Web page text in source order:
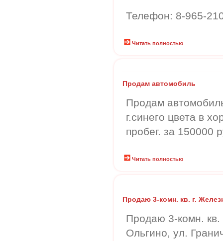
Телефон: 8-965-
Читать полностью
Продам автомобиль
Продам
г.синего цвета в
пробег. за 150000
Читать полностью
Продаю 3-комн. кв. г.
Продаю 3-комн.
Ольгино, ул.